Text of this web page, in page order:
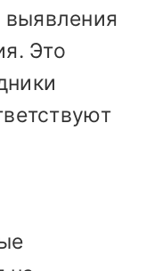
выявления
Это